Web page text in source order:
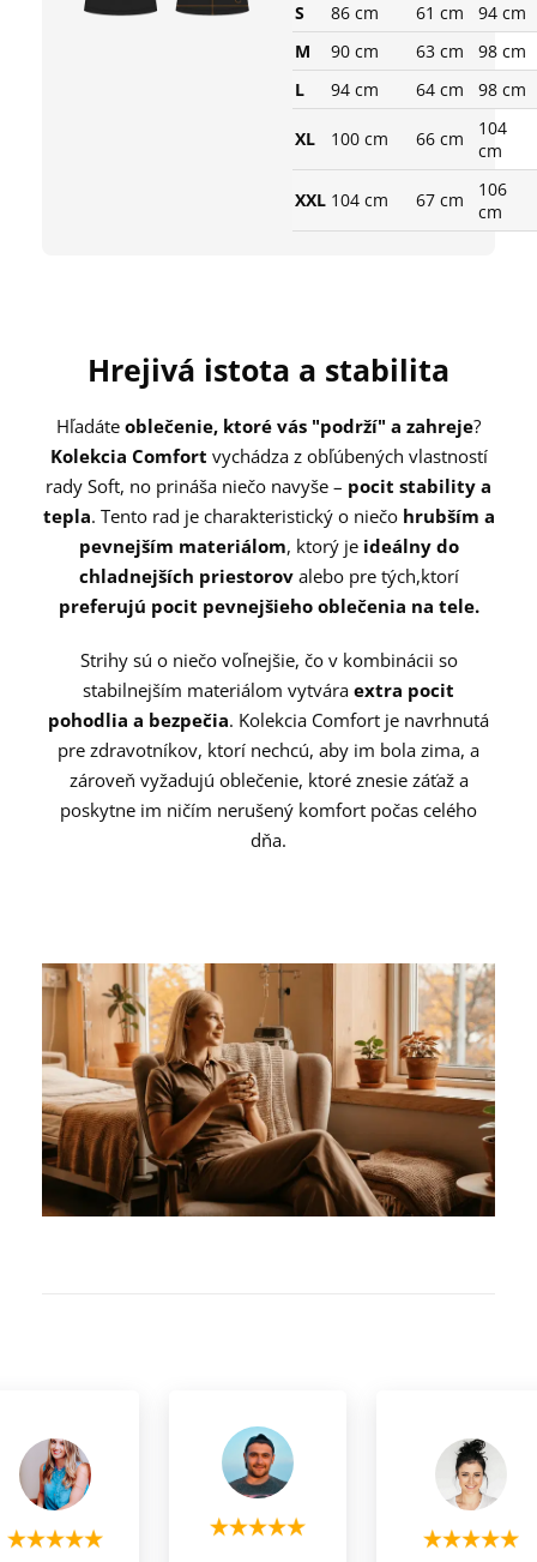
S 86 cm 61 cm
94 cm
M
90 cm 63 cm
98 cm
L
94 cm 64 cm 98 cm
XL 100 cm 66 cm
104
cm
XXL 104 cm 67 cm
106
cm
Hrejivá istota a stabilita
Hľadáte oblečenie, ktoré vás "podrží" a zahreje?
Kolekcia Comfort vychádza z obľúbených vlastností
rady Soft, no prináša niečo navyše – pocit stability a
tepla. Tento rad je charakteristický o niečo hrubším a
pevnejším materiálom, ktorý je ideálny do
chladnejších priestorov alebo pre tých,ktorí
preferujú pocit pevnejšieho oblečenia na tele.
Strihy sú o niečo voľnejšie, čo v kombinácii so
stabilnejším materiálom vytvára extra pocit
pohodlia a bezpečia. Kolekcia Comfort je navrhnutá
pre zdravotníkov, ktorí nechcú, aby im bola zima, a
zároveň vyžadujú oblečenie, ktoré znesie záťaž a
poskytne im ničím nerušený komfort počas celého
dňa.